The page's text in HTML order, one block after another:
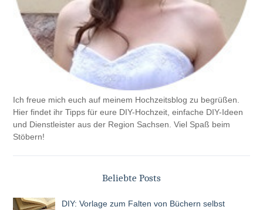
Ich freue mich euch auf meinem Hochzeitsblog zu begrüßen.
Hier findet ihr Tipps für eure DIY-Hochzeit, einfache DIY-Ideen
und Dienstleister aus der Region Sachsen. Viel Spaß beim
Stöbern!
Beliebte Posts
DIY: Vorlage zum Falten von Büchern selbst